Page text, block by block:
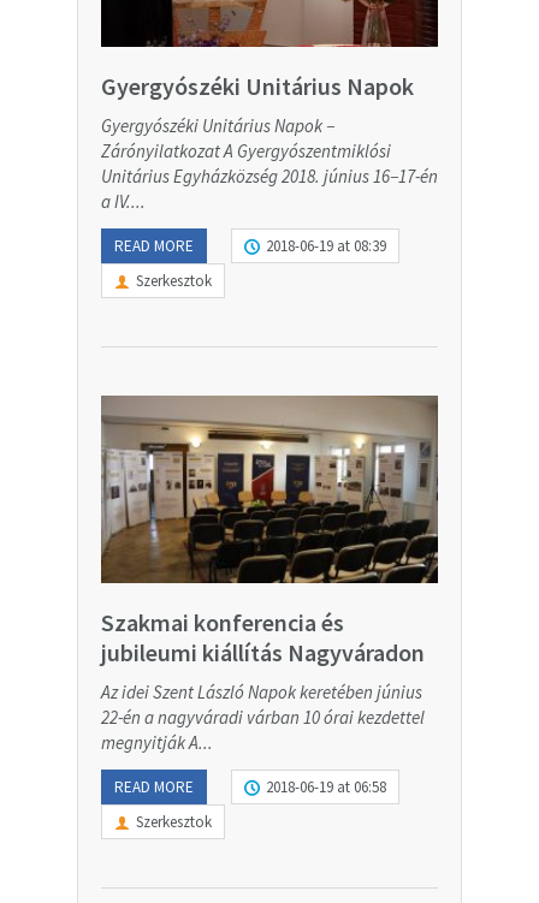
Gyergyószéki Unitárius Napok
Gyergyószéki Unitárius Napok −
Zárónyilatkozat A Gyergyószentmiklósi
Unitárius Egyházközség 2018. június 16−17-én
a IV....
READ MORE
2018-06-19 at 08:39
Szerkesztok
Szakmai konferencia és
jubileumi kiállítás Nagyváradon
Az idei Szent László Napok keretében június
22-én a nagyváradi várban 10 órai kezdettel
megnyitják A...
READ MORE
2018-06-19 at 06:58
Szerkesztok